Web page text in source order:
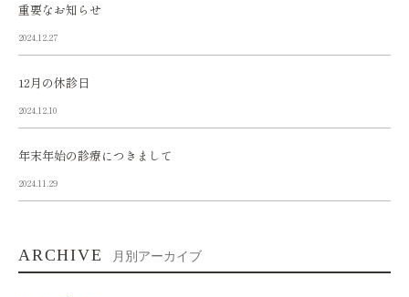
重要なお知らせ
2024.12.27
12月の休診日
2024.12.10
年末年始の診療につきまして
2024.11.29
ARCHIVE 月別アーカイブ